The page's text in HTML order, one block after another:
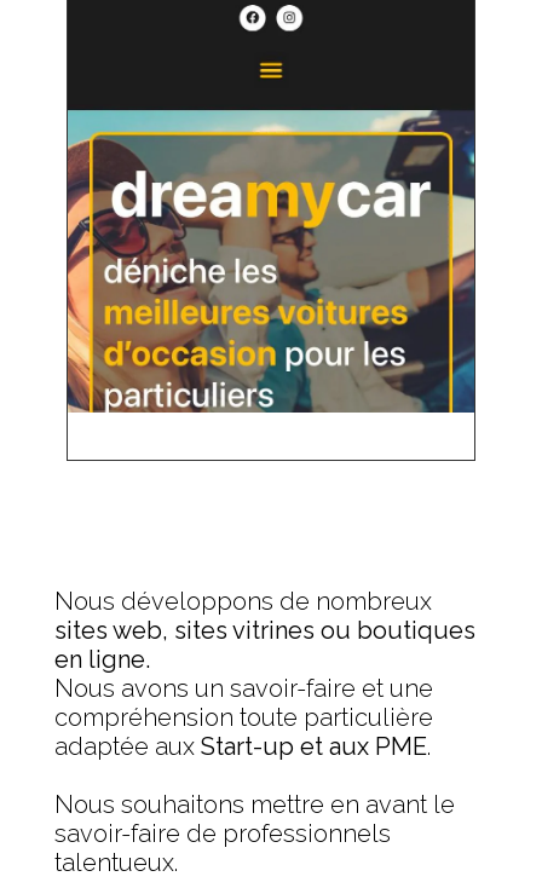
Nous développons de nombreux
sites web, sites vitrines ou boutiques
en ligne.
Nous avons un savoir-faire et une
compréhension toute particulière
adaptée aux Start-up et aux PME.
Nous souhaitons mettre en avant le
savoir-faire de professionnels
talentueux.